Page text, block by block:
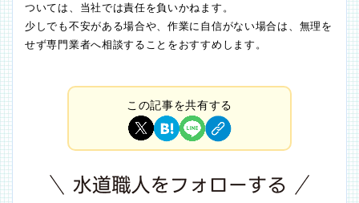
ついては、当社では責任を負いかねます。
少しでも不安がある場合や、作業に自信がない場合は、無理を
せず専門業者へ相談することをおすすめします。
この記事を共有する